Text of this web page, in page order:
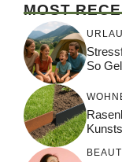
MOST
So